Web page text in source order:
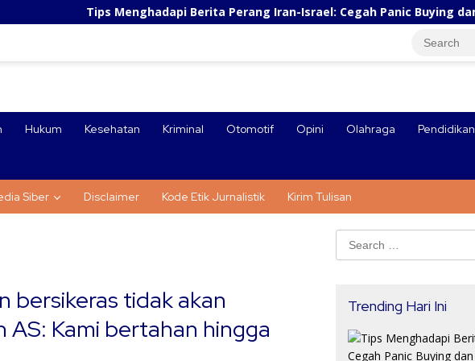
Tips Menghadapi Berita Perang Iran-Israel: Cegah Panic Buying dan Stres
Hukum Kesehatan Kriminal Otomotif Opini Olahraga Pendidikan
Siber Disclaimer Kode Etik Jurnalistik Kirim Tulisan
bersikeras tidak akan
Kami bertahan hingga
Search
for:
Trending Hari Ini